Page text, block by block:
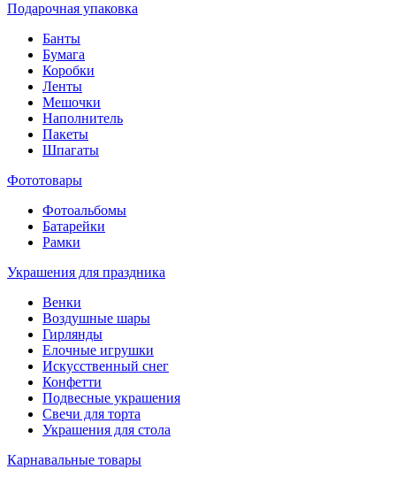
Подарочная упаковка
Банты
Бумага
Коробки
Ленты
Мешочки
Наполнитель
Пакеты
Шпагаты
Фототовары
Фотоальбомы
Батарейки
Рамки
Украшения для праздника
Венки
Воздушные шары
Гирлянды
Елочные игрушки
Искусственный снег
Конфетти
Подвесные украшения
Свечи для торта
Украшения для стола
Карнавальные товары